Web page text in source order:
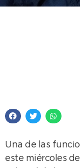
Una de las
este miércoles